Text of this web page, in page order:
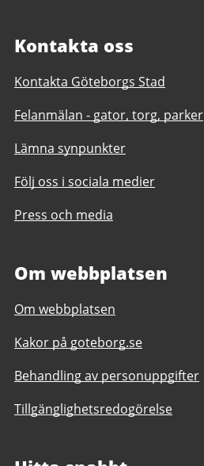
Kontakta oss
Kontakta Göteborgs Stad
Felanmälan - gator, torg, parker
Lämna synpunkter
Följ oss i sociala medier
Press och media
Om webbplatsen
Om webbplatsen
Kakor på goteborg.se
Behandling av personuppgifter
Tillgänglighetsredogörelse